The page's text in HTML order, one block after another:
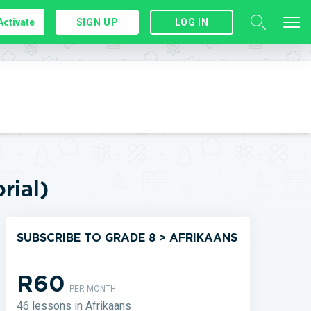
SIGN UP LOG IN
SUBSCRIBE TO GRADE 8 > AFRIKAANS
R60PER MONTH
46 lessons in Afrikaans